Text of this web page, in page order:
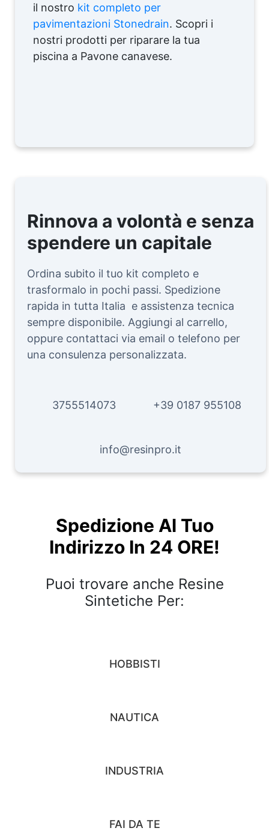
il nostro kit completo per
pavimentazioni Stonedrain. Scopri i
nostri prodotti per riparare la tua
piscina a Pavone canavese.
Rinnova a volontà e senza
spendere un capitale
Ordina subito il tuo kit completo e
trasformalo in pochi passi. Spedizione
rapida in tutta Italia e assistenza tecnica
sempre disponibile. Aggiungi al carrello,
oppure contattaci via email o telefono per
una consulenza personalizzata.
3755514073 +39 0187 955108
info@resinpro.it
Spedizione Al Tuo
Indirizzo In 24 ORE!
Puoi trovare anche Resine
Sintetiche Per:
HOBBISTI
NAUTICA
INDUSTRIA
FAI DA TE